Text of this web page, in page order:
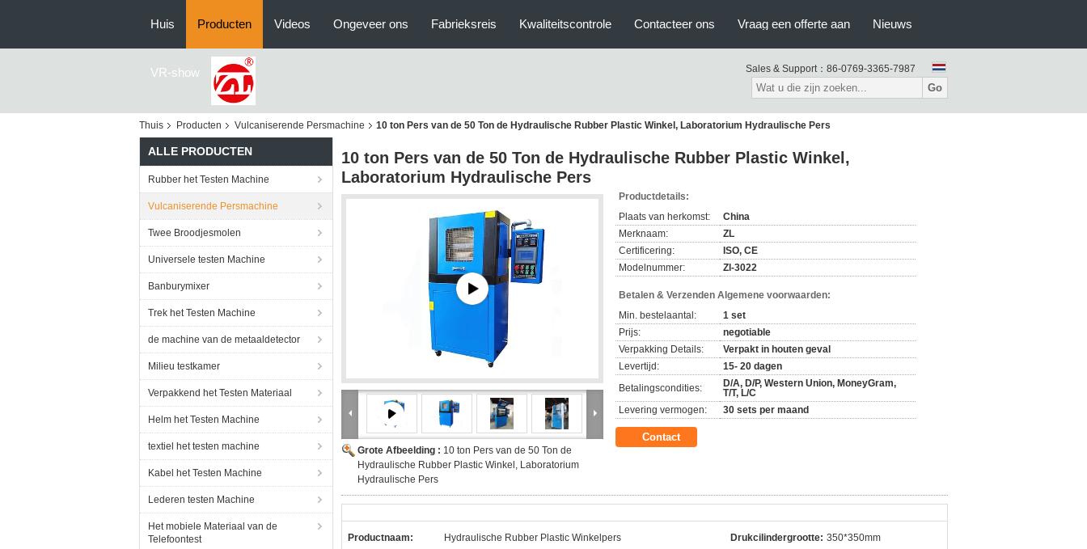
Huis Producten Videos Ongeveer ons Fabrieksreis Kwaliteitscontrole Contacteer ons Vraag een offerte aan Nieuws
VR-show Sales & Support： 86-0769-3365-7987
Go
Thuis Producten Vulcaniserende Persmachine 10 ton Pers van de 50 Ton de Hydraulische Rubber Plastic Winkel, Laboratorium Hydraulische Pers
ALLE PRODUCTEN
Rubber het Testen Machine
Vulcaniserende Persmachine
Twee Broodjesmolen
Universele testen Machine
Banburymixer
Trek het Testen Machine
de machine van de metaaldetector
Milieu testkamer
Verpakkend het Testen Materiaal
Helm het Testen Machine
textiel het testen machine
Kabel het Testen Machine
Lederen testen Machine
Het mobiele Materiaal van de
Telefoontest
10 ton Pers van de 50 Ton de Hydraulische Rubber Plastic Winkel,
Laboratorium Hydraulische Pers
Grote Afbeelding : 10 ton Pers van de 50 Ton de
Hydraulische Rubber Plastic Winkel, Laboratorium
Hydraulische Pers
Productdetails:
Plaats van herkomst:
China
Merknaam:
ZL
Certificering:
ISO, CE
Modelnummer:
Zl-3022
Betalen & Verzenden Algemene voorwaarden:
Min. bestelaantal:
1 set
Prijs:
negotiable
Verpakking Details:
Verpakt in houten geval
Levertijd:
15- 20 dagen
Betalingscondities:
D/A, D/P, Western Union, MoneyGram,
T/T, L/C
Levering vermogen:
30 sets per maand
Contact
Productnaam: Hydraulische Rubber Plastic Winkelpers Drukcilindergrootte: 350*350mm